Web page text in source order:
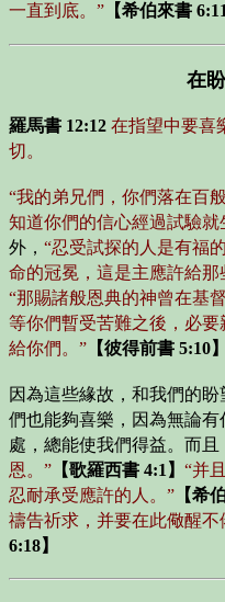
一直到底。” 【希伯來書 6:11
在
羅馬書 12:12 在指望中要喜
切。
“我的弟兄們，你們落在百
知道你們的信心經過試驗就
外， “忍受試探的人是有福
命的冠冕，這是主應許給那
“那賜諸般恩典的神曾在基
等你們暫受苦難之後，必
給你們。” 【彼得前書 5:10】
因為這些緣故，和我們的
們也能夠喜樂，因為無論
處，總能使我們得益。而且
恩。” 【歌羅西書 4:1】 “并
忍耐承受應許的人。” 【希
禱告祈求，并要在此儆醒
6:18】